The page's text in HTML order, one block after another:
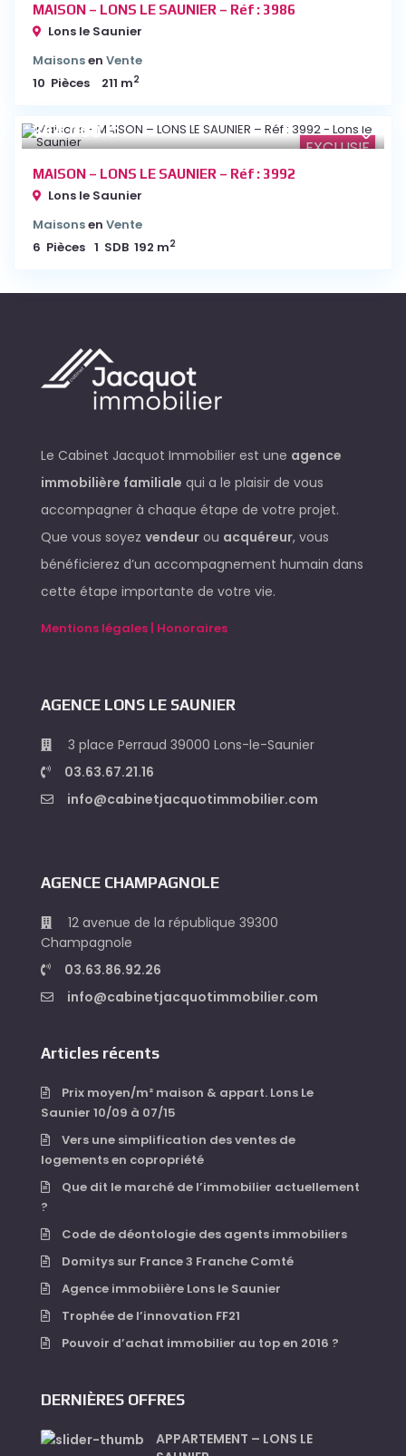
MAISON – LONS LE SAUNIER – Réf : 3986
Lons le Saunier
Maisonsen Vente
10 Pièces 211 m2
364.000 €
EXCLUSIF
MAISON – LONS LE SAUNIER – Réf : 3992
Lons le Saunier
Maisonsen Vente
6 Pièces 1 SDB 192 m2
Le Cabinet Jacquot Immobilier est une agence
immobilière familiale qui a le plaisir de vous
accompagner à chaque étape de votre projet.
Que vous soyez vendeur ou acquéreur, vous
bénéficierez d’un accompagnement humain dans
cette étape importante de votre vie.
Mentions légales | Honoraires
AGENCE LONS LE SAUNIER
3 place Perraud 39000 Lons-le-Saunier
03.63.67.21.16
info@cabinetjacquotimmobilier.com
AGENCE CHAMPAGNOLE
12 avenue de la république 39300
Champagnole
03.63.86.92.26
info@cabinetjacquotimmobilier.com
Articles récents
Prix moyen/m² maison & appart. Lons Le
Saunier 10/09 à 07/15
Vers une simplification des ventes de
logements en copropriété
Que dit le marché de l’immobilier actuellement
?
Code de déontologie des agents immobiliers
Domitys sur France 3 Franche Comté
Agence immobiière Lons le Saunier
Trophée de l’innovation FF21
Pouvoir d’achat immobilier au top en 2016 ?
DERNIÈRES OFFRES
APPARTEMENT – LONS LE